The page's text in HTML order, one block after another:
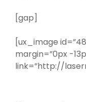
[gap]
[ux_image
margin=”0px -
link=”http://